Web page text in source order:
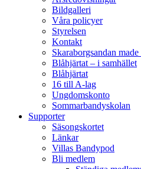
Bildgalleri
Våra policyer
Styrelsen
Kontakt
Skaraborgsandan
Blåhjärtat – i samhället
Blåhjärtat
16 till A-lag
Ungdomskonto
Sommarbandyskolan
Supporter
Säsongskortet
Länkar
Villas Bandypod
Bli medlem